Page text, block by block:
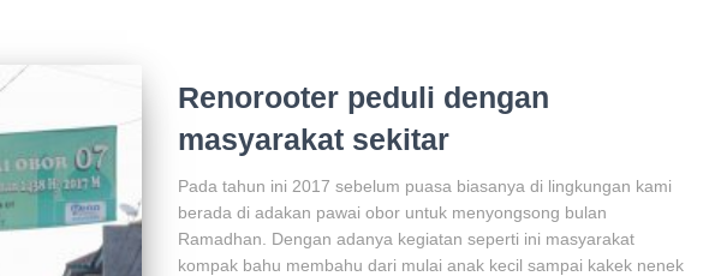
Renorooter peduli dengan
masyarakat sekitar
Pada tahun ini 2017 sebelum puasa biasanya di lingkungan kami
berada di adakan pawai obor untuk menyongsong bulan
Ramadhan. Dengan adanya kegiatan seperti ini masyarakat
kompak bahu membahu dari mulai anak kecil sampai kakek nenek